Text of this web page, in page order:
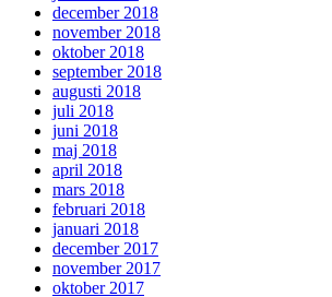
december 2018
november 2018
oktober 2018
september 2018
augusti 2018
juli 2018
juni 2018
maj 2018
april 2018
mars 2018
februari 2018
januari 2018
december 2017
november 2017
oktober 2017